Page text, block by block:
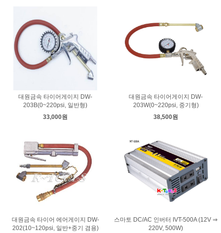
대원금속 타이어게이지 DW-
203B(0~220psi, 일반형)
33,000원
대원금속 타이어게이지 DW-
203W(0~220psi, 중기형)
38,500원
대원금속 타이어 에어게이지 DW-
202(10~120psi, 일반+중기 겸용)
스마토 DC/AC 인버터 IVT-500A (12V ⇒
220V, 500W)